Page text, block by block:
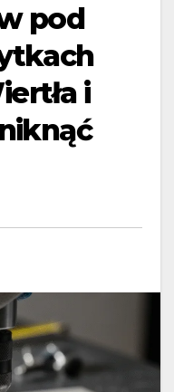
pod
i